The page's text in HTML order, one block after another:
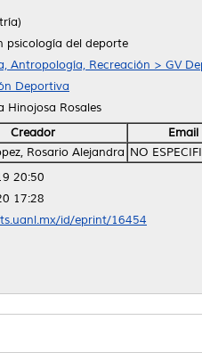
psicología del deporte
Antropología, Recreación > GV
Deportiva
Hinojosa Rosales
Creador
Email
Rosario Alejandra NO
20:50
17:28
id/eprint/16454